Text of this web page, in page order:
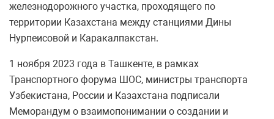
железнодорожного участка, проходящего по
территории Казахстана между станциями Дины
Нурпеисовой и Каракалпакстан.
1 ноября 2023 года в Ташкенте, в рамках
Транспортного форума ШОС, министры транспорта
Узбекистана, России и Казахстана подписали
Меморандум о взаимопонимании о создании и